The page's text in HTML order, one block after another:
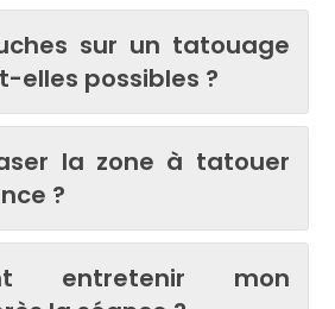
sur un tatouage
elles possibles ?
la zone à tatouer
?
entretenir mon